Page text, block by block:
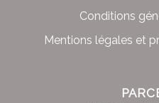
Conditions
Mentions légales et